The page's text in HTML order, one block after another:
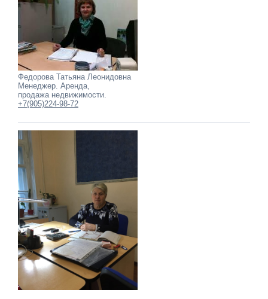
Федорова Татьяна Леонидовна
Менеджер. Аренда,
продажа недвижимости.
+7(905)224-98-72